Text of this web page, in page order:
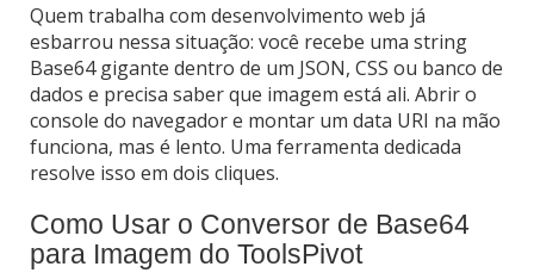
Quem trabalha com desenvolvimento web já
esbarrou nessa situação: você recebe uma string
Base64 gigante dentro de um JSON, CSS ou banco de
dados e precisa saber que imagem está ali. Abrir o
console do navegador e montar um data URI na mão
funciona, mas é lento. Uma ferramenta dedicada
resolve isso em dois cliques.
Como Usar o Conversor de Base64
para Imagem do ToolsPivot